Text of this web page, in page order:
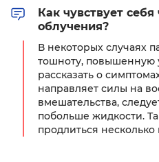
Как чувствует
облучения?
В некоторых случаях
тошноту, повышенную
рассказать о
направляет силы на
вмешательства,
побольше жидкости.
продлиться